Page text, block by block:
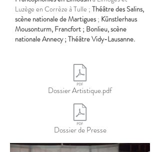
Luzège en Corrèze à Tulle ; Théâtre des Salins,
scène nationale de Martigues ; Künstlerhaus
Mousonturm, Francfort ; Bonlieu, scène
nationale Annecy ; Théâtre Vidy-Lausanne.
Dossier Artistique.pdf
Dossier de Presse